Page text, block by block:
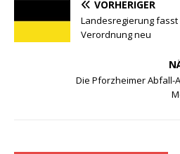
VORHERIGER
Landesregierung fasst
Verordnung neu
Die Pforzheimer Abfall-